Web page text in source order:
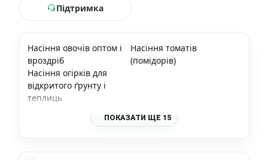
Підтримка
Насіння овочів оптом і
вроздріб
Насіння томатів
(помідорів)
Насіння огірків для
відкритого ґрунту і
теплиць
ПОКАЗАТИ ЩЕ 15